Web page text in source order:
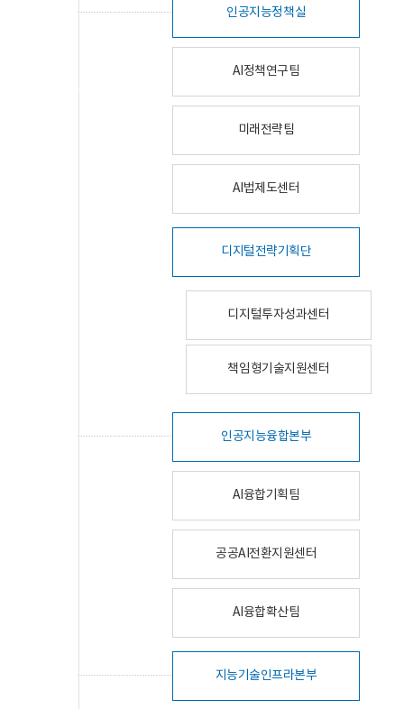
인공지능정책실
AI정책연구팀
미래전략팀
AI법제도센터
디지털전략기획단
디지털투자성과센터
책임형기술지원센터
인공지능융합본부
AI융합기획팀
공공AI전환지원센터
AI융합확산팀
지능기술인프라본부